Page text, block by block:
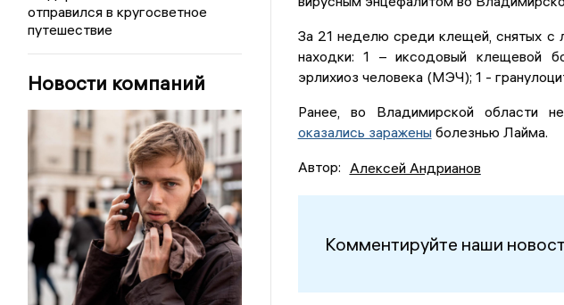
отправился в кругосветное
путешествие
Новости компаний
За 21 неделю среди клещей, снятых с
находки: 1 – иксодовый клещевой
эрлихиоз человека (МЭЧ); 1 -
Ранее, во Владимирской области
оказались зараженыболезнью Лайма.
Автор: Алексей Андрианов
Комментируйте наши